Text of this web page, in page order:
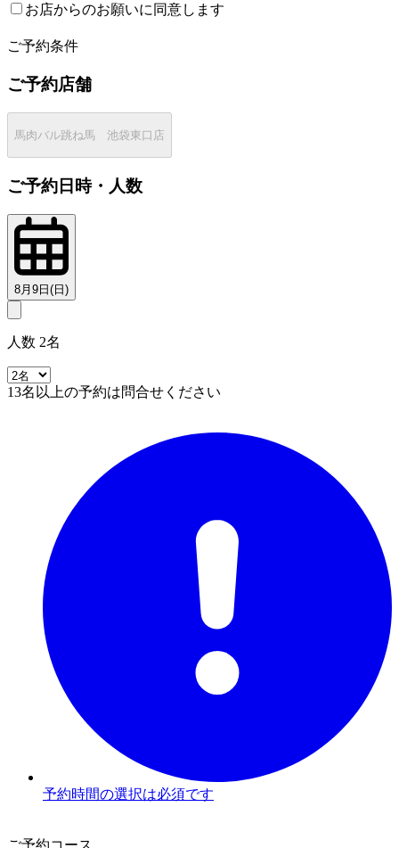
お店からのお願いに同意します
ご予約条件
ご予約店舗
馬肉バル跳ね馬 池袋東口店
ご予約日時・人数
8月9日(日)
人数 2名
13名以上の予約は問合せください
予約時間の選択は必須です